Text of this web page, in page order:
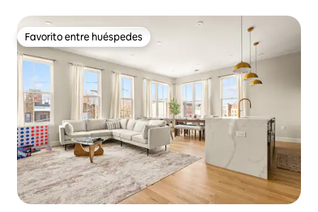
Favorito entre huéspedes
Favorito entre huéspedes